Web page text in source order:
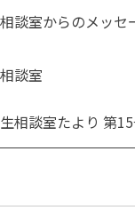
談室からのメッセ
談室
相談室たより 第